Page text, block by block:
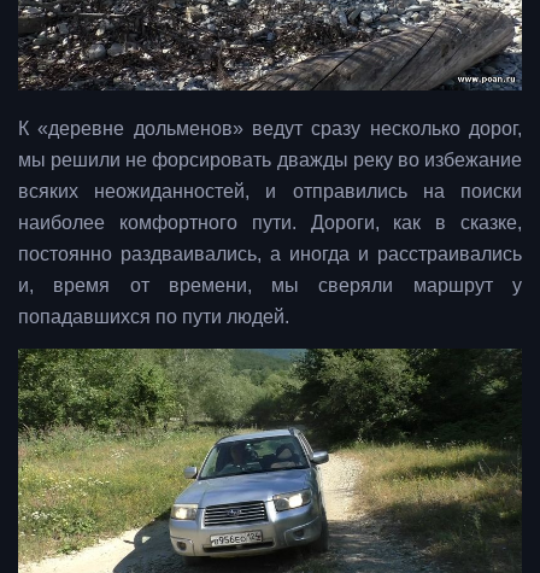
К «деревне дольменов» ведут сразу несколько дорог,
мы решили не форсировать дважды реку во избежание
всяких неожиданностей, и отправились на поиски
наиболее комфортного пути. Дороги, как в сказке,
постоянно раздваивались, а иногда и расстраивались
и, время от времени, мы сверяли маршрут у
попадавшихся по пути людей.